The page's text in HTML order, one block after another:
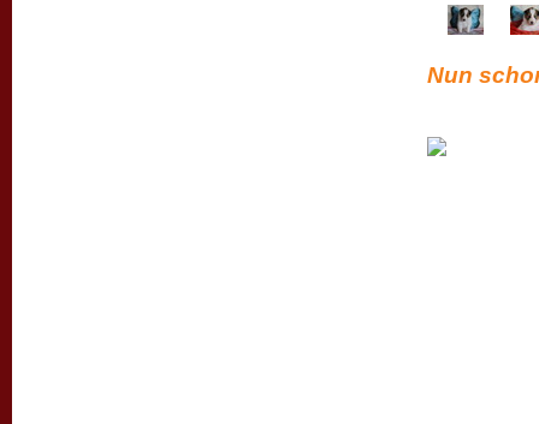
Nun